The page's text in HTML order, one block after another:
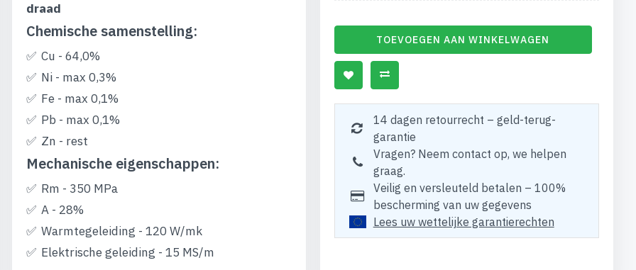
draad
Chemische samenstelling:
Cu - 64,0%
Ni - max 0,3%
Fe - max 0,1%
Pb - max 0,1%
Zn - rest
Mechanische eigenschappen:
Rm - 350 MPa
A - 28%
Warmtegeleiding - 120 W/mk
Elektrische geleiding - 15 MS/m
TOEVOEGEN AAN WINKELWAGEN
14 dagen retourrecht – geld-terug-
garantie
Vragen? Neem contact op, we helpen
graag.
Veilig en versleuteld betalen – 100%
bescherming van uw gegevens
Lees uw wettelijke garantierechten